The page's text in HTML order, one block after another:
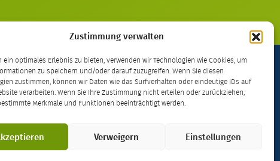
Zustimmung verwalten
ein optimales Erlebnis zu bieten, verwenden wir Technologien wie Cookies, um
zu speichern und/oder darauf zuzugreifen. Wenn Sie diesen
zustimmen, können wir Daten wie das Surfverhalten oder eindeutige IDs auf
verarbeiten. Wenn Sie Ihre Zustimmung nicht erteilen oder zurückziehen,
Merkmale und Funktionen beeinträchtigt werden.
Verweigern Einstellungen
– lizenziert unter einerCreative Commons
4.0 International Lizenz.
der